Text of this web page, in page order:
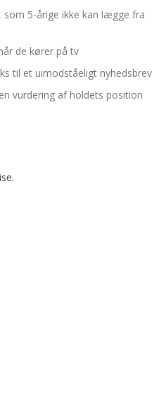
som 5-årige ikke kan lægge fra
de kører på tv
til et uimodståeligt nyhedsbrev
vurdering af holdets position